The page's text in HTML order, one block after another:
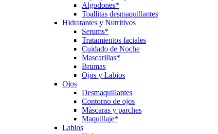
Algodones*
Toallitas desmaquillantes
Hidratantes y Nutritivos
Serums*
Tratamientos faciales
Cuidado de Noche
Mascarillas*
Brumas
Ojos y Labios
Ojos
Desmaquillantes
Contorno de ojos
Máscaras y parches
Maquillaje*
Labios